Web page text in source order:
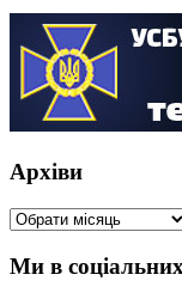
Архіви
Архіви
Ми в